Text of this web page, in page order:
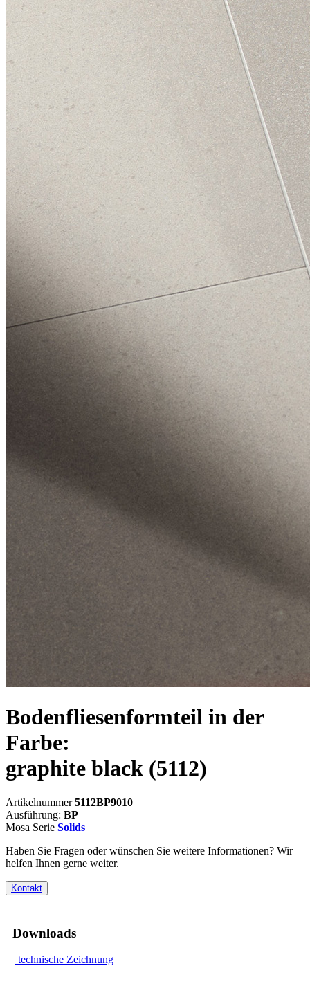
Bodenfliesenformteil in der
Farbe:
graphite black (5112)
Artikelnummer5112BP9010
Ausführung: BP
Mosa Serie Solids
Haben Sie Fragen oder wünschen Sie weitere Informationen? Wir
helfen Ihnen gerne weiter.
Kontakt
Downloads
technische Zeichnung